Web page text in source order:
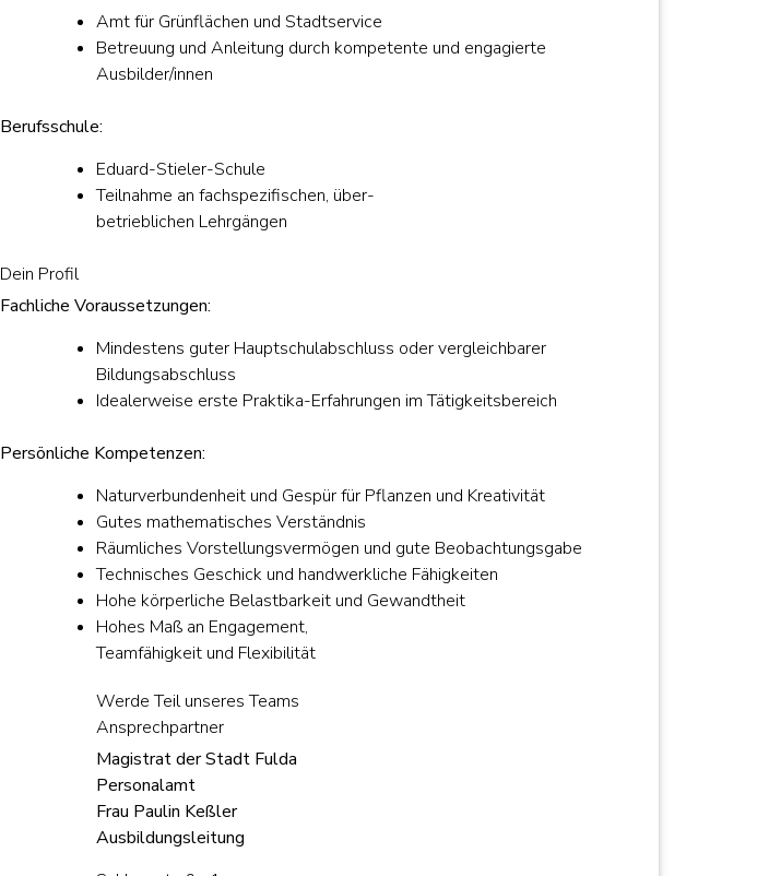
Amt für Grünflächen und Stadtservice
Betreuung und Anleitung durch kompetente und engagierte
Ausbilder/innen
Berufsschule:
Eduard-Stieler-Schule
Teilnahme an fachspezifischen, über-
betrieblichen Lehrgängen
Dein Profil
Fachliche Voraussetzungen:
Mindestens guter Hauptschulabschluss oder vergleichbarer
Bildungsabschluss
Idealerweise erste Praktika-Erfahrungen im Tätigkeitsbereich
Persönliche Kompetenzen:
Naturverbundenheit und Gespür für Pflanzen und Kreativität
Gutes mathematisches Verständnis
Räumliches Vorstellungsvermögen und gute Beobachtungsgabe
Technisches Geschick und handwerkliche Fähigkeiten
Hohe körperliche Belastbarkeit und Gewandtheit
Hohes Maß an Engagement,
Teamfähigkeit und Flexibilität
Werde Teil unseres Teams
Ansprechpartner
Magistrat der Stadt Fulda
Personalamt
Frau Paulin Keßler
Ausbildungsleitung